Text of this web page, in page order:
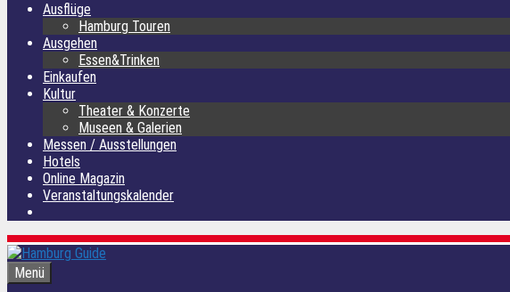
Ausflüge
Hamburg Touren
Ausgehen
Essen&Trinken
Einkaufen
Kultur
Theater & Konzerte
Museen & Galerien
Messen / Ausstellungen
Hotels
Online Magazin
Veranstaltungskalender
Menü